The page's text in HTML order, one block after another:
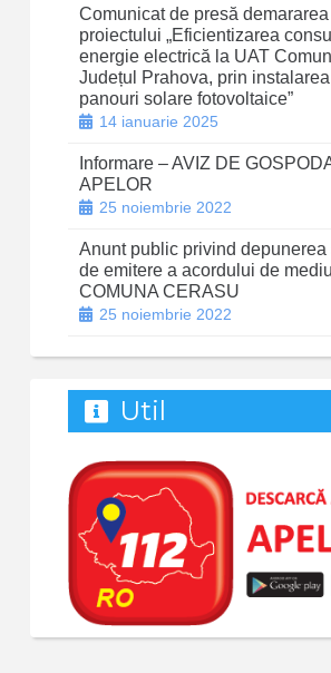
Comunicat de presă demararea
proiectului „Eficientizarea
energie electrică la UAT
Județul Prahova, prin
panouri solare fotovoltaice”
14 ianuarie 2025
Informare – AVIZ DE
APELOR
25 noiembrie 2022
Anunt public privind depunerea
de emitere a acordului de mediu
COMUNA CERASU
25 noiembrie 2022
Util